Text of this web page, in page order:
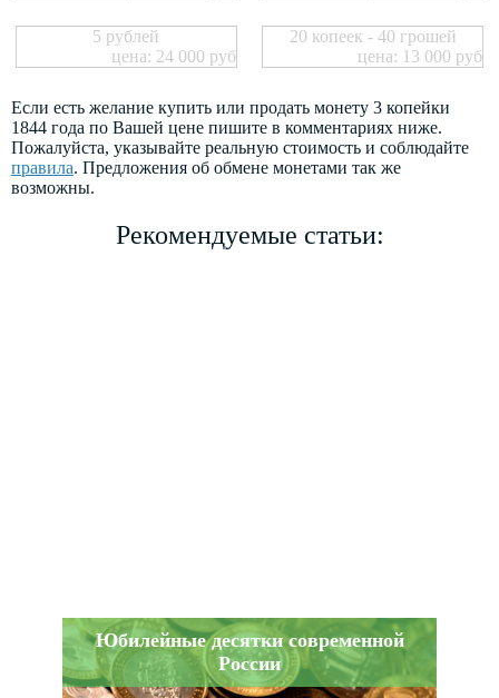
5 рублей
цена: 24 000 руб
20 копеек - 40 грошей
цена: 13 000 руб
Если есть желание купить или продать монету 3 копейки
1844 года по Вашей цене пишите в комментариях ниже.
Пожалуйста, указывайте реальную стоимость и соблюдайте
правила. Предложения об обмене монетами так же
возможны.
Рекомендуемые статьи:
Юбилейные десятки современной
России